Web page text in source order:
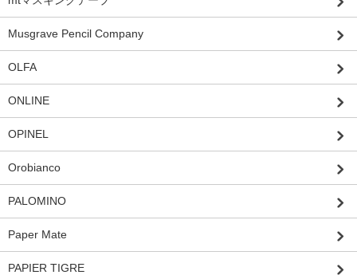
Musgrave Pencil Company
OLFA
ONLINE
OPINEL
Orobianco
PALOMINO
Paper Mate
PAPIER TIGRE